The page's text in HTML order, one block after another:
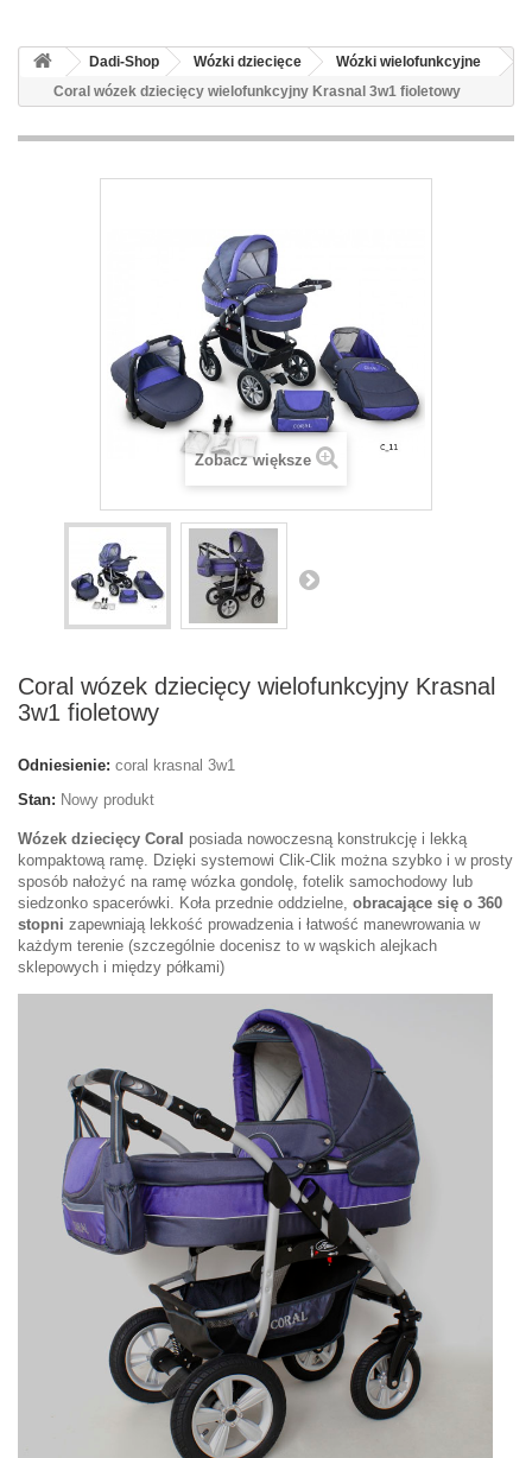
Dadi-Shop Wózki dziecięce
Wózki wielofunkcyjne
Coral wózek dziecięcy wielofunkcyjny Krasnal 3w1 fioletowy
Zobacz większe
Coral wózek dziecięcy wielofunkcyjny Krasnal
3w1 fioletowy
Odniesienie: coral krasnal 3w1
Stan: Nowy produkt
Wózek dziecięcy Coral posiada nowoczesną konstrukcję i lekką
kompaktową ramę. Dzięki systemowi Clik-Clik można szybko i w prosty
sposób nałożyć na ramę wózka gondolę, fotelik samochodowy lub
siedzonko spacerówki. Koła przednie oddzielne, obracające się o 360
stopni zapewniają lekkość prowadzenia i łatwość manewrowania w
każdym terenie (szczególnie docenisz to w wąskich alejkach
sklepowych i między półkami)